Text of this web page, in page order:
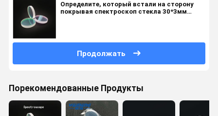
Определите, который встали на сторону
покрывая спектроскоп стекла 30*3мм
Продолжать
Порекомендованные Продукты